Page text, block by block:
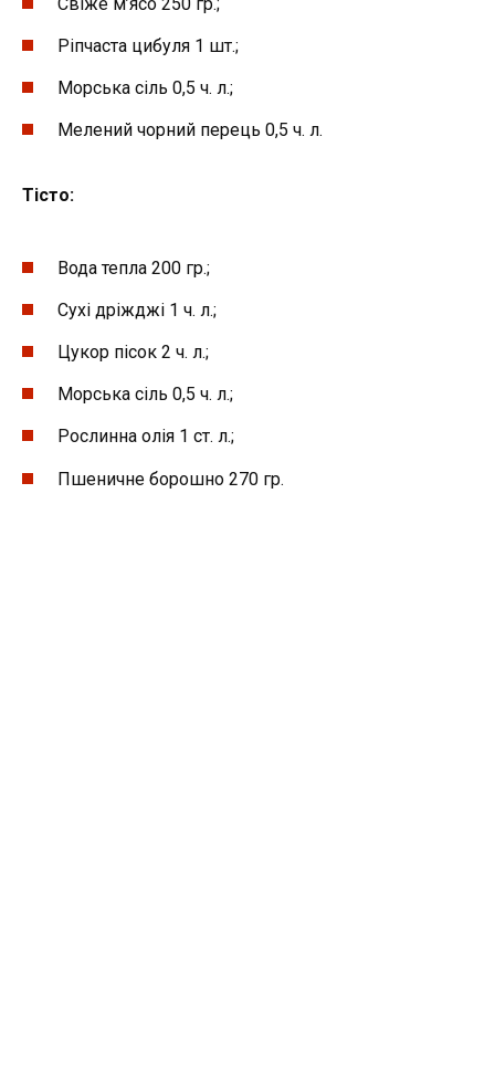
Ріпчаста цибуля 1 шт.;
Морська сіль 0,5 ч. л.;
Мелений чорний перець 0,5 ч. л.
Тісто:
Вода тепла 200 гр.;
Сухі дріжджі 1 ч. л.;
Цукор пісок 2 ч. л.;
Морська сіль 0,5 ч. л.;
Рослинна олія 1 ст. л.;
Пшеничне борошно 270 гр.